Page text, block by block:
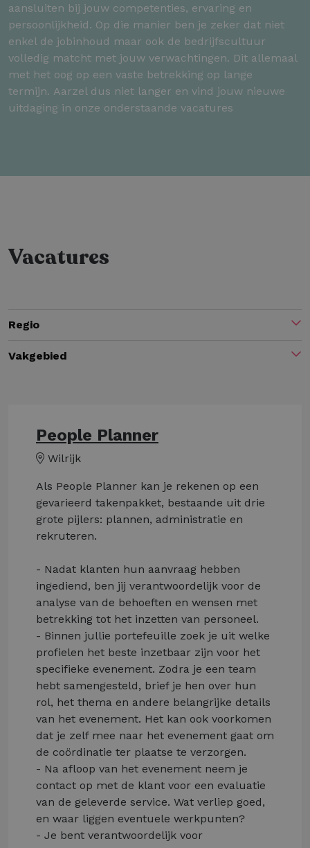
aansluiten bij jouw competenties, ervaring en
persoonlijkheid. Op die manier ben je zeker dat niet
enkel de jobinhoud maar ook de bedrijfscultuur
volledig matcht met jouw verwachtingen. Dit allemaal
met het oog op een vaste betrekking op lange
termijn. Aarzel dus niet langer en vind jouw nieuwe
uitdaging in onze onderstaande vacatures
Vacatures
Regio
Vakgebied
People Planner
Wilrijk
Als People Planner kan je rekenen op een
gevarieerd takenpakket, bestaande uit drie
grote pijlers: plannen, administratie en
rekruteren.
- Nadat klanten hun aanvraag hebben
ingediend, ben jij verantwoordelijk voor de
analyse van de behoeften en wensen met
betrekking tot het inzetten van personeel.
- Binnen jullie portefeuille zoek je uit welke
profielen het beste inzetbaar zijn voor het
specifieke evenement. Zodra je een team
hebt samengesteld, brief je hen over hun
rol, het thema en andere belangrijke details
van het evenement. Het kan ook voorkomen
dat je zelf mee naar het evenement gaat om
de coördinatie ter plaatse te verzorgen.
- Na afloop van het evenement neem je
contact op met de klant voor een evaluatie
van de geleverde service. Wat verliep goed,
en waar liggen eventuele werkpunten?
- Je bent verantwoordelijk voor